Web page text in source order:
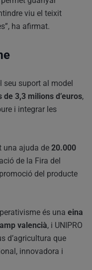
viu el teixit
ha afirmat.
seu suport al model
de 3,3 milions d’euros,
i integrar les
una ajuda de 20.000
de la Fira del
del producte
és una eina
valencià, i UNIPRO
d’agricultura que
innovadora i